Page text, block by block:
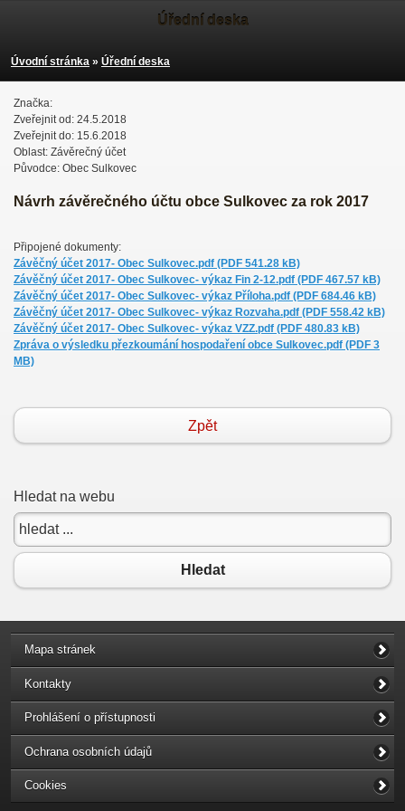
Úřední deska
Úvodní stránka » Úřední deska
Značka:
Zveřejnit od: 24.5.2018
Zveřejnit do: 15.6.2018
Oblast: Závěrečný účet
Původce: Obec Sulkovec
Návrh závěrečného účtu obce Sulkovec za rok 2017
Připojené dokumenty:
Závěčný účet 2017- Obec Sulkovec.pdf (PDF 541.28 kB)
Závěčný účet 2017- Obec Sulkovec- výkaz Fin 2-12.pdf (PDF 467.57 kB)
Závěčný účet 2017- Obec Sulkovec- výkaz Příloha.pdf (PDF 684.46 kB)
Závěčný účet 2017- Obec Sulkovec- výkaz Rozvaha.pdf (PDF 558.42 kB)
Závěčný účet 2017- Obec Sulkovec- výkaz VZZ.pdf (PDF 480.83 kB)
Zpráva o výsledku přezkoumání hospodaření obce Sulkovec.pdf (PDF 3
MB)
Zpět
Hledat na webu
Hledat
Mapa stránek
Kontakty
Prohlášení o přístupnosti
Ochrana osobních údajů
Cookies